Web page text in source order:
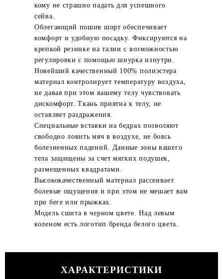
кому не страшно падать для успешного
сейва.
Облегающий пошив шорт обеспечивает
комфорт и удобную посадку. Фиксируются на
крепкой резинке на талии с возможностью
регулировки с помощью шнурка изнутри.
Новейший качественный 100% полиэстера
материал контролирует температуру воздуха,
не давая при этом вашему телу чувствовать
дискомфорт. Ткань приятна к телу, не
оставляет раздражения.
Специальные вставки на бедрах позволяют
свободно ловить мяч в воздухе, не боясь
болезненных падений. Данные зоны вашего
тела защищены за счет мягких подушек,
размещенных квадратами.
Высококачественный материал рассеивает
болевые ощущения и при этом не мешает вам
при беге или прыжках.
Модель сшита в черном цвете. Над левым
коленом есть логотип бренда белого цвета.
ХАРАКТЕРИСТИКИ